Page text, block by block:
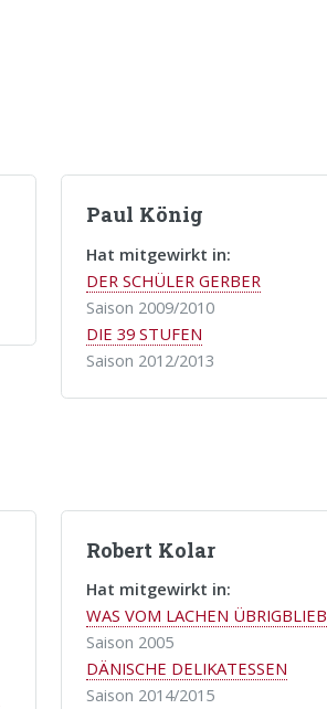
Paul König
Hat mitgewirkt in:
DER SCHÜLER GERBER
Saison 2009/2010
DIE 39 STUFEN
Saison 2012/2013
Robert Kolar
Hat mitgewirkt in:
WAS VOM LACHEN ÜBRIGBLIEB
Saison 2005
DÄNISCHE DELIKATESSEN
Saison 2014/2015